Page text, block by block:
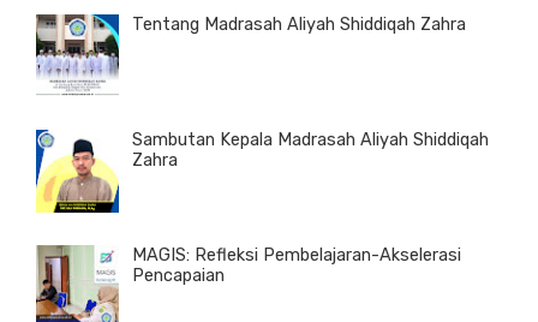
Tentang Madrasah Aliyah Shiddiqah Zahra
Sambutan Kepala Madrasah Aliyah Shiddiqah
Zahra
MAGIS: Refleksi Pembelajaran-Akselerasi
Pencapaian